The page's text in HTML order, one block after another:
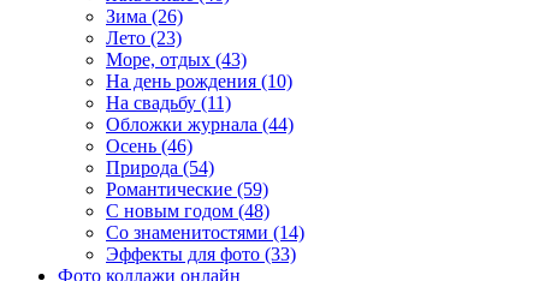
Зима (26)
Лето (23)
Море, отдых (43)
На день рождения (10)
На свадьбу (11)
Обложки журнала (44)
Осень (46)
Природа (54)
Романтические (59)
С новым годом (48)
Со знаменитостями (14)
Эффекты для фото (33)
Фото коллажи онлайн